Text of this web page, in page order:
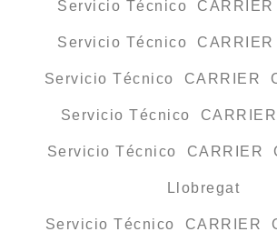
Servicio Técnico
Servicio Técnico
Servicio Técnico CARRIER
Servicio Técnico
Servicio Técnico CARRIER
Llobregat
Servicio Técnico CARRIER